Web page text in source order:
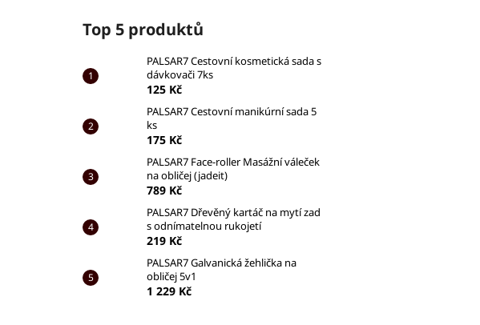
Top 5 produktů
PALSAR7 Cestovní kosmetická sada s
dávkovači 7ks
125 Kč
PALSAR7 Cestovní manikúrní sada 5
ks
175 Kč
PALSAR7 Face-roller Masážní váleček
na obličej (jadeit)
789 Kč
PALSAR7 Dřevěný kartáč na mytí zad
s odnímatelnou rukojetí
219 Kč
PALSAR7 Galvanická žehlička na
obličej 5v1
1 229 Kč